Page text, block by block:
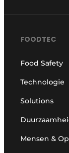
FOODTEC
Food Safety
Technologie
Solutions
Mensen &